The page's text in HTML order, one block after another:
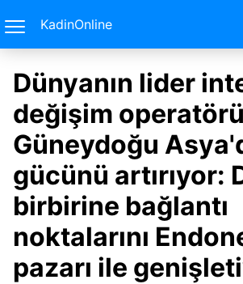
KadinOnline
Dünyanın lider
değişim operatörü
Güneydoğu
gücünü artırıyor:
birbirine bağlantı
noktalarını
pazarı ile